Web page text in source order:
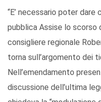
“E’ necessario poter
pubblica Assise lo scorso
consigliere regionale
torna sull’argomento dei
Nell’emendamento
discussione dell’ultima